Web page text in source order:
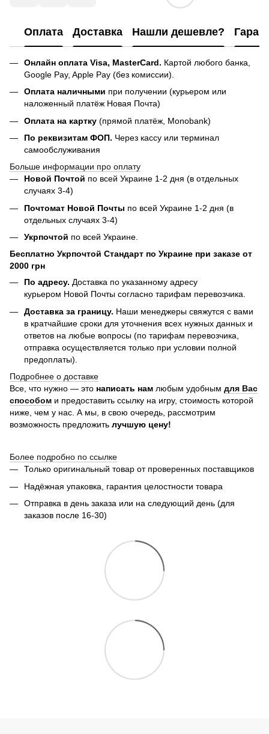
Оплата Доставка Нашли дешевле?
Онлайн оплата Visa, MasterCard. Картой любого банка,
Google Pay, Apple Pay (без комиссии).
Оплата наличными при получении (курьером или
наложенный платёж Новая Почта)
Оплата на картку (прямой платёж, Monobank)
По реквизитам ФОП. Через кассу или терминал
самообслуживания
Больше информации про оплату
Новой Почтой по всей Украине 1-2 дня (в отдельных
случаях 3-4)
Почтомат Новой Почты по всей Украине 1-2 дня (в
отдельных случаях 3-4)
Укрпочтой по всей Украине.
Бесплатно Укрпочтой Стандарт по Украине при заказе от
2000 грн
По адресу. Доставка по указанному адресу
курьером Новой Почты согласно тарифам перевозчика.
Доставка за границу. Наши менеджеры свяжутся с вами
в кратчайшие сроки для уточнения всех нужных данных и
ответов на любые вопросы (по тарифам перевозчика,
отправка осуществляется только при условии полной
предоплаты).
Подробнее о доставке
Все, что нужно — это написать нам любым удобным для Вас
способом и предоставить ссылку на игру, стоимость которой
ниже, чем у нас. А мы, в свою очередь, рассмотрим
возможность предложить лучшую цену!
Более подробно по ссылке
Только оригинальный товар от проверенных поставщиков
Надёжная упаковка, гарантия целостности товара
Отправка в день заказа или на следующий день (для
заказов после 16-30)